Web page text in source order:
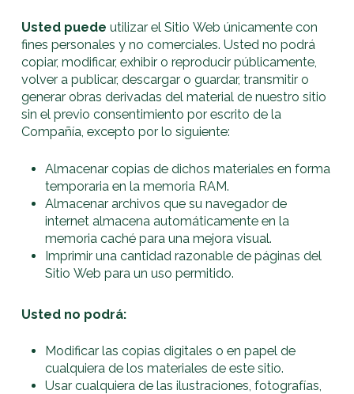
Usted puede utilizar el Sitio Web únicamente con
fines personales y no comerciales. Usted no podrá
copiar, modificar, exhibir o reproducir públicamente,
volver a publicar, descargar o guardar, transmitir o
generar obras derivadas del material de nuestro sitio
sin el previo consentimiento por escrito de la
Compañía, excepto por lo siguiente:
Almacenar copias de dichos materiales en forma
temporaria en la memoria RAM.
Almacenar archivos que su navegador de
internet almacena automáticamente en la
memoria caché para una mejora visual.
Imprimir una cantidad razonable de páginas del
Sitio Web para un uso permitido.
Usted no podrá:
Modificar las copias digitales o en papel de
cualquiera de los materiales de este sitio.
Usar cualquiera de las ilustraciones, fotografías,